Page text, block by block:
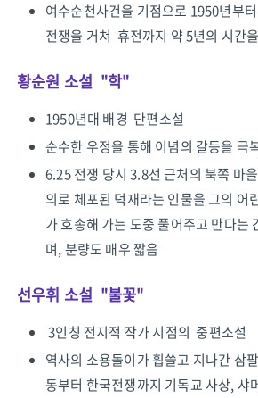
여수순천사건을 기점으로 1950년부
전쟁을 거쳐 휴전까지 약 5년의 시간
황순원 소설 "학"
1950년대 배경 단편소설
순수한 우정을 통해 이념의 갈등을 극
6.25 전쟁 당시 3.8선 근처의 북쪽 마
의로 체포된 덕재라는 인물을 그의 어
가 호송해 가는 도중 풀어주고 만다는
며, 분량도 매우 짧음
선우휘 소설 "불꽃"
3인칭 전지적 작가 시점의 중편소설
역사의 소용돌이가 휩쓸고 지나간 삼
동부터 한국전쟁까지 기독교 사상, 샤